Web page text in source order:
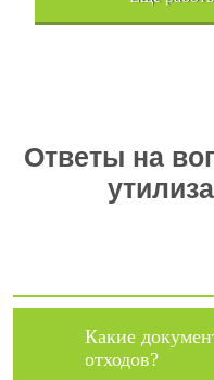
Ответы на
Какие
отходов?